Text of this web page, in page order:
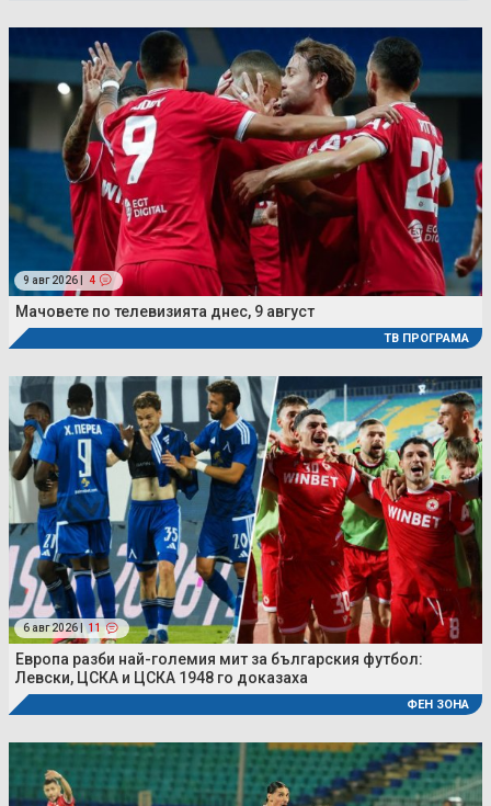
9 авг 2026 | 4
Мачовете по телевизията днес, 9 август
ТВ ПРОГРАМА
6 авг 2026 | 11
Европа разби най-големия мит за българския футбол:
Левски, ЦСКА и ЦСКА 1948 го доказаха
ФЕН ЗОНА